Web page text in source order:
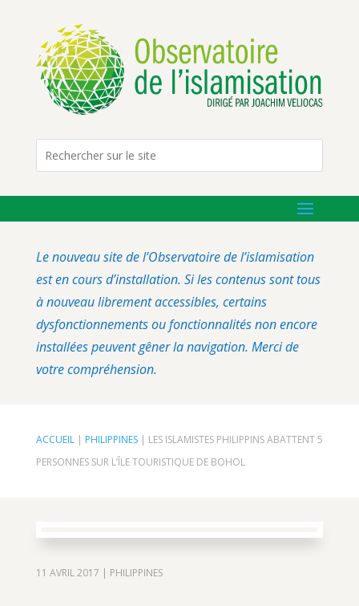
Le nouveau site de l’Observatoire de l’islamisation
est en cours d’installation. Si les contenus sont tous
à nouveau librement accessibles, certains
dysfonctionnements ou fonctionnalités non encore
installées peuvent gêner la navigation. Merci de
votre compréhension.
ACCUEIL| PHILIPPINES| LES ISLAMISTES PHILIPPINS ABATTENT 5
PERSONNES SUR L’ÎLE TOURISTIQUE DE BOHOL
11 AVRIL 2017 | PHILIPPINES